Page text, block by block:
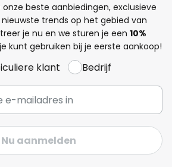
beste aanbiedingen, exclusieve
trends op het gebied van
je nu en we sturen je een 10%
kunt gebruiken bij je eerste aankoop!
klant Bedrijf
Nu aanmelden